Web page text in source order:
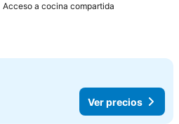
Acceso a cocina compartida
Ver precios